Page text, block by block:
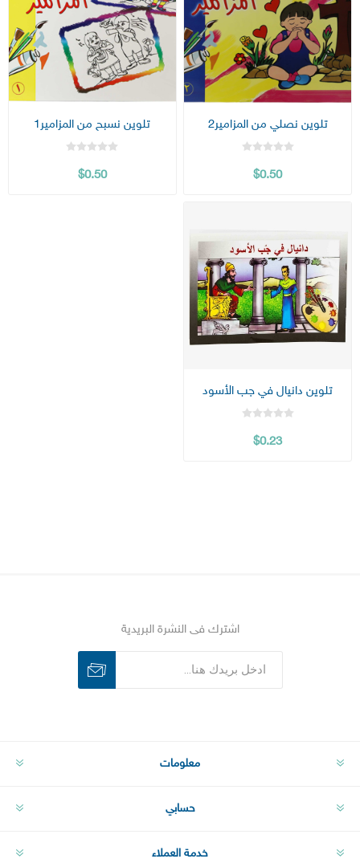
تلوين نصلي من المزامير2
$0.50
تلوين نسبح من المزامير1
$0.50
تلوين دانيال في جب الأسود
$0.23
اشترك فى النشرة البريدية
معلومات
حسابي
خدمة العملاء